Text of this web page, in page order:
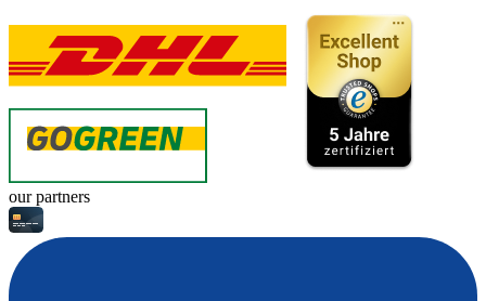
our partners